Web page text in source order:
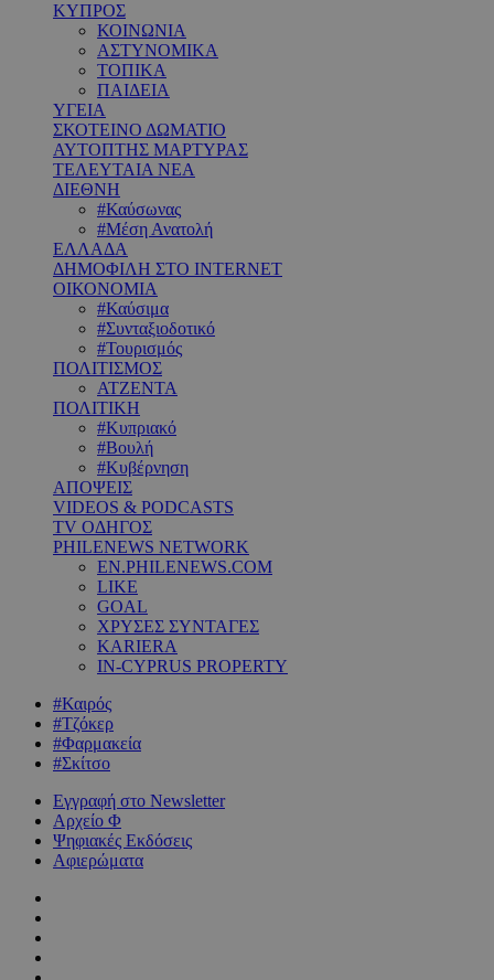
ΚΥΠΡΟΣ
ΚΟΙΝΩΝΙΑ
ΑΣΤΥΝΟΜΙΚΑ
ΤΟΠΙΚΑ
ΠΑΙΔΕΙΑ
ΥΓΕΙΑ
ΣΚΟΤΕΙΝΟ ΔΩΜΑΤΙΟ
ΑΥΤΟΠΤΗΣ ΜΑΡΤΥΡΑΣ
ΤΕΛΕΥΤΑΙΑ ΝΕΑ
ΔΙΕΘΝΗ
#Καύσωνας
#Μέση Ανατολή
ΕΛΛΑΔΑ
ΔΗΜΟΦΙΛΗ ΣΤΟ INTERNET
ΟΙΚΟΝΟΜΙΑ
#Καύσιμα
#Συνταξιοδοτικό
#Τουρισμός
ΠΟΛΙΤΙΣΜΟΣ
ΑΤΖΕΝΤΑ
ΠΟΛΙΤΙΚΗ
#Κυπριακό
#Βουλή
#Κυβέρνηση
ΑΠΟΨΕΙΣ
VIDEOS & PODCASTS
TV ΟΔΗΓΟΣ
PHILENEWS NETWORK
EN.PHILENEWS.COM
LIKE
GOAL
ΧΡΥΣΕΣ ΣΥΝΤΑΓΕΣ
KARIERA
IN-CYPRUS PROPERTY
#Καιρός
#Τζόκερ
#Φαρμακεία
#Σκίτσο
Εγγραφή στο Newsletter
Αρχείο Φ
Ψηφιακές Εκδόσεις
Αφιερώματα